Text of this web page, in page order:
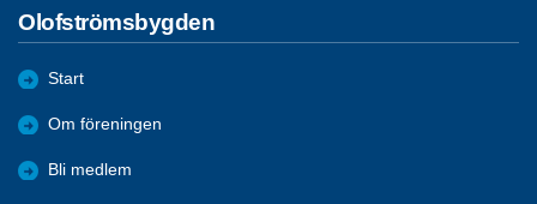
Olofströmsbygden
Start
Om föreningen
Bli medlem